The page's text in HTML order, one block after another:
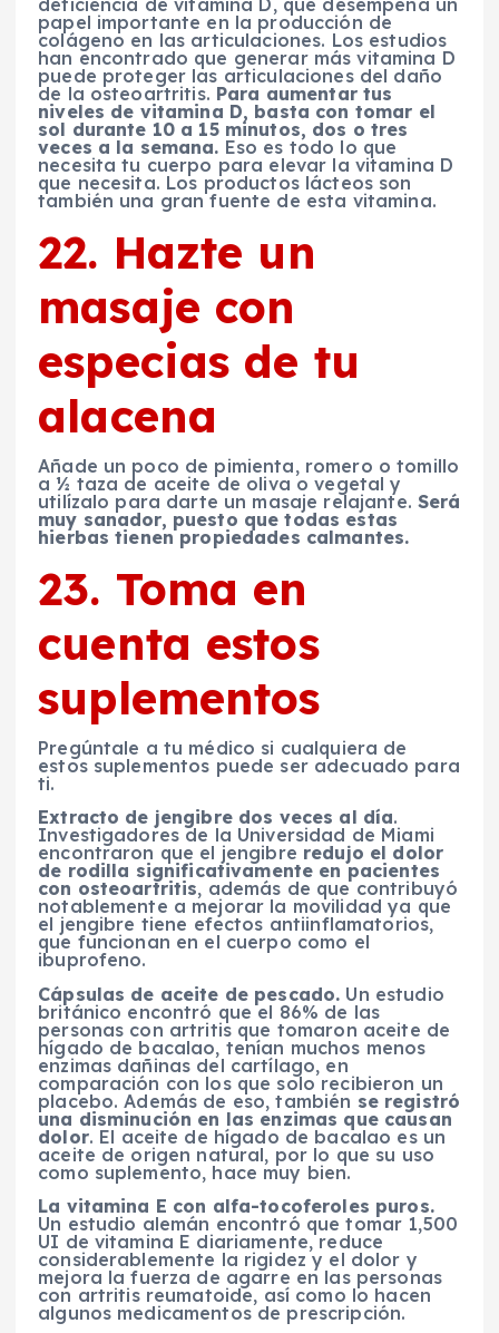
papel importante en la producción de
colágeno en las articulaciones. Los estudios
han encontrado que generar más vitamina D
puede proteger las articulaciones del daño
de la osteoartritis. Para aumentar tus
niveles de vitamina D, basta con tomar el
sol durante 10 a 15 minutos, dos o tres
veces a la semana. Eso es todo lo que
necesita tu cuerpo para elevar la vitamina D
que necesita. Los productos lácteos son
también una gran fuente de esta vitamina.
22. Hazte un
masaje con
especias de tu
alacena
Añade un poco de pimienta, romero o tomillo
a ½ taza de aceite de oliva o vegetal y
utilízalo para darte un masaje relajante. Será
muy sanador, puesto que todas estas
hierbas tienen propiedades calmantes.
23. Toma en
cuenta estos
suplementos
Pregúntale a tu médico si cualquiera de
estos suplementos puede ser adecuado para
ti.
Extracto de jengibre dos veces al día.
Investigadores de la Universidad de Miami
encontraron que el jengibre redujo el dolor
de rodilla significativamente en pacientes
con osteoartritis, además de que contribuyó
notablemente a mejorar la movilidad ya que
el jengibre tiene efectos antiinflamatorios,
que funcionan en el cuerpo como el
ibuprofeno.
Cápsulas de aceite de pescado. Un estudio
británico encontró que el 86% de las
personas con artritis que tomaron aceite de
hígado de bacalao, tenían muchos menos
enzimas dañinas del cartílago, en
comparación con los que solo recibieron un
placebo. Además de eso, también se registró
una disminución en las enzimas que causan
dolor. El aceite de hígado de bacalao es un
aceite de origen natural, por lo que su uso
como suplemento, hace muy bien.
La vitamina E con alfa-tocoferoles puros.
Un estudio alemán encontró que tomar 1,500
UI de vitamina E diariamente, reduce
considerablemente la rigidez y el dolor y
mejora la fuerza de agarre en las personas
con artritis reumatoide, así como lo hacen
algunos medicamentos de prescripción.